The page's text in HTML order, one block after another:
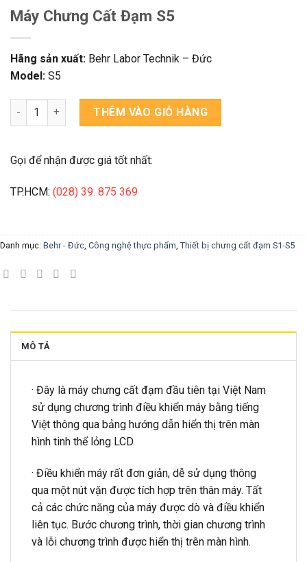
Máy Chưng Cất Đạm S5
Hãng sản xuất: Behr Labor Technik – Đức
Model: S5
Máy Chưng Cất Đạm S5 số lượng
THÊM VÀO GIỎ HÀNG
Gọi để nhận được giá tốt nhất:
TP.HCM: (028) 39. 875 369
Danh mục: Behr - Đức, Công nghệ thực phẩm, Thiết bị chưng cất đạm S1-S5
MÔ TẢ
· Đây là máy chưng cất đạm đầu tiên tại Việt Nam
sử dụng chương trình điều khiển máy bằng tiếng
Việt thông qua bảng hướng dẫn hiển thị trên màn
hình tinh thể lỏng LCD.
· Điều khiển máy rất đơn giản, dễ sử dụng thông
qua một nút vặn được tích hợp trên thân máy. Tất
cả các chức năng của máy được dò và điều khiển
liên tục. Bước chương trình, thời gian chương trình
và lỗi chương trình được hiển thị trên màn hình.